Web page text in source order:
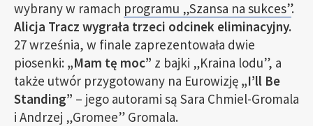
wybrany w ramach programu „Szansa na sukces”.
Alicja Tracz wygrała trzeci odcinek eliminacyjny.
27 września, w finale zaprezentowała dwie
piosenki: „Mam tę moc” z bajki „Kraina lodu”, a
także utwór przygotowany na Eurowizję „I’ll Be
Standing” – jego autorami są Sara Chmiel-Gromala
i Andrzej „Gromee” Gromala.